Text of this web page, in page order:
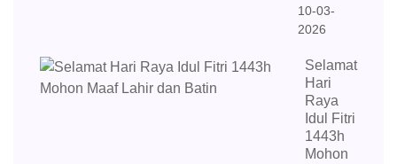
10-03-
2026
Selamat
Hari
Raya
Idul Fitri
1443h
Mohon